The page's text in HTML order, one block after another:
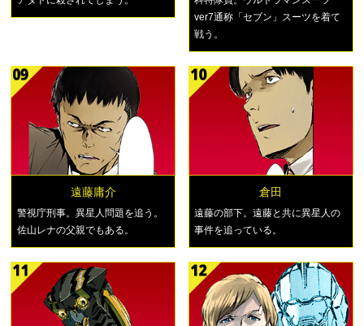
ver7通称「セブン」スーツを着て
戦う。
遠藤庸介
警視庁刑事。異星人問題を追う。
佐山レナの父親でもある。
倉田
遠藤の部下。遠藤と共に異星人の
事件を追っている。